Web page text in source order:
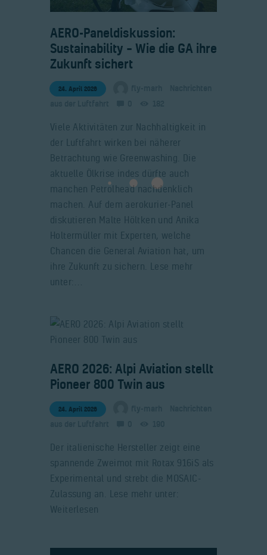
​AERO-Paneldiskussion:
Sustainability – Wie die GA ihre
Zukunft sichert
24. April 2026
Viele Aktivitäten zur Nachhaltigkeit in
der Luftfahrt wirken bei näherer
Betrachtung wie Greenwashing. Die
aktuelle Ölkrise indes dürfte auch
manchen Petrolhead nachdenklich
machen. Auf dem aerokurier-Panel
diskutieren Malte Höltken und Anika
Holtermüller mit Experten, welche
Chancen die General Aviation hat, um
ihre Zukunft zu sichern. Lese mehr
unter:…
​AERO 2026: Alpi Aviation stellt
Pioneer 800 Twin aus
24. April 2026
Der italienische Hersteller zeigt eine
spannende Zweimot mit Rotax 916iS als
Experimental und strebt die MOSAIC-
Zulassung an. Lese mehr unter:
Weiterlesen